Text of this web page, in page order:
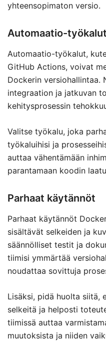
yhteensopimaton versio.
Automaatio-työkalut
Automaatio-työkalut,
GitHub Actions, voivat
Dockerin versiohallintaa.
integraation ja jatkuvan
kehitysprosessin
Valitse työkalu, joka
työkaluihisi ja
auttaa vähentämään
parantamaan koodin
Parhaat käytännöt
Parhaat käytännöt
sisältävät selkeiden ja
säännölliset testit ja
tiimisi ymmärtää
noudattaa sovittuja
Lisäksi, pidä huolta siitä,
selkeitä ja helposti
tiimissä auttaa
muutoksista ja niiden